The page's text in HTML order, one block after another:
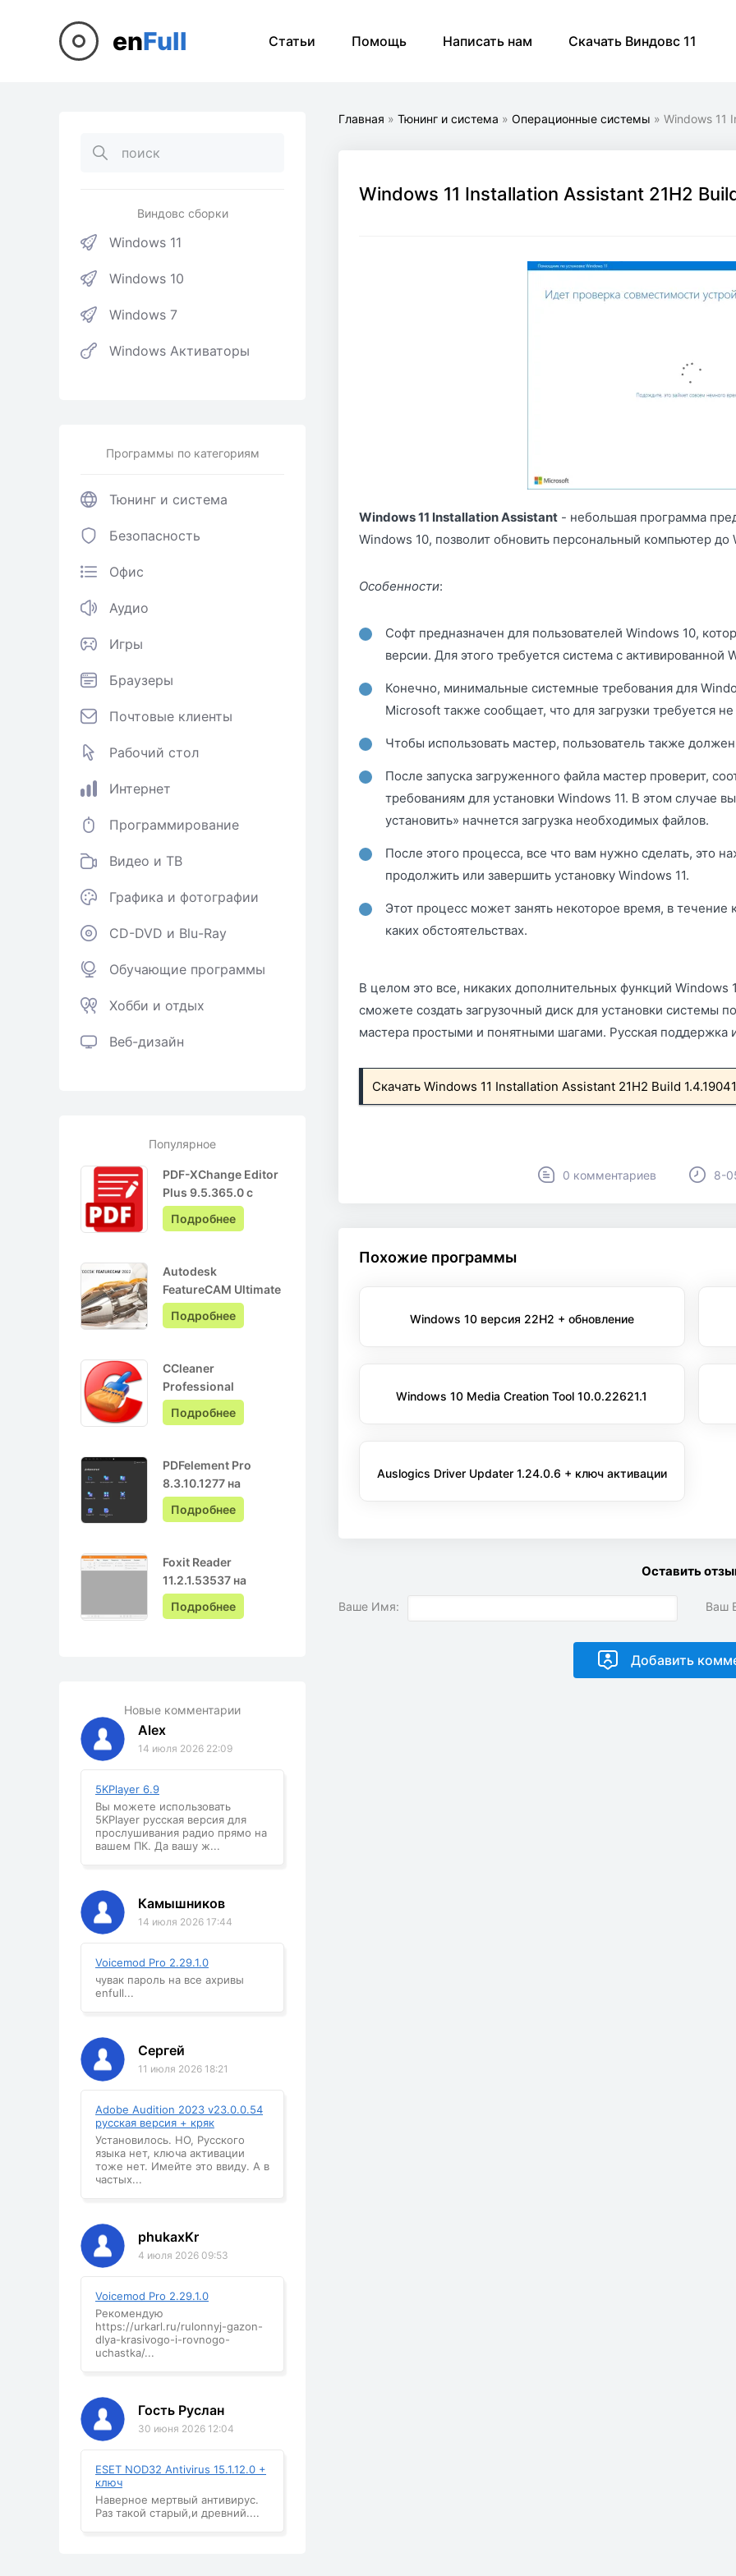
enFull Статьи Помощь Написать нам Скачать Виндовс 11
Виндовс сборки
Windows 11
Windows 10
Windows 7
Windows Активаторы
Программы по категориям
Тюнинг и система
Безопасность
Офис
Аудио
Игры
Браузеры
Почтовые клиенты
Рабочий стол
Интернет
Программирование
Видео и ТВ
Графика и фотографии
CD-DVD и Blu-Ray
Обучающие программы
Хобби и отдых
Веб-дизайн
Популярное
PDF-XChange Editor
Plus 9.5.365.0 с
ключом лицензии +
Pro на Русском
Подробнее
Autodesk
FeatureCAM Ultimate
2022.0.3 + crack
Подробнее
CCleaner
Professional
6.05.10110 + ключ
активации + Repack
Подробнее
PDFelement Pro
8.3.10.1277 на
Русском с ключом
Подробнее
Foxit Reader
11.2.1.53537 на
Русском
Подробнее
Новые комментарии
Alex
14 июля 2026 22:09
5KPlayer 6.9
Вы можете использовать
5KPlayer русская версия для
прослушивания радио прямо на
вашем ПК. Да вашу ж...
Камышников
14 июля 2026 17:44
Voicemod Pro 2.29.1.0
чувак пароль на все ахривы
enfull...
Сергей
11 июля 2026 18:21
Adobe Audition 2023 v23.0.0.54
русская версия + кряк
Установилось. НО, Русского
языка нет, ключа активации
тоже нет. Имейте это ввиду. А в
частых...
phukaxKr
4 июля 2026 09:53
Voicemod Pro 2.29.1.0
Рекомендую
https://urkarl.ru/rulonnyj-gazon-
dlya-krasivogo-i-rovnogo-
uchastka/...
Гость Руслан
30 июня 2026 12:04
ESET NOD32 Antivirus 15.1.12.0 +
ключ
Наверное мертвый антивирус.
Раз такой старый,и древний....
Главная » Тюнинг и система » Операционные системы » Windows 11
Windows 11 Installation Assistant 21H2
Windows 11 Installation Assistant - небольшая программа
Windows 10, позволит обновить персональный компьютер до
Особенности:
Софт предназначен для пользователей Windows 10,
версии. Для этого требуется система с
Конечно, минимальные системные требования для
Microsoft также сообщает, что для загрузки требуется
Чтобы использовать мастер, пользователь также
После запуска загруженного файла мастер проверит,
требованиям для установки Windows 11. В этом случае
установить» начнется загрузка необходимых файлов.
После этого процесса, все что вам нужно сделать, это
продолжить или завершить установку Windows 11.
Этот процесс может занять некоторое время, в
каких обстоятельствах.
В целом это все, никаких дополнительных функций
сможете создать загрузочный диск для установки системы
мастера простыми и понятными шагами. Русская поддержка
Скачать Windows 11 Installation Assistant 21H2 Build
0 комментариев 8-
Похожие программы
Windows 10 версия 22H2 + обновление
Windows 10 Media Creation Tool 10.0.22621.1
Auslogics Driver Updater 1.24.0.6 + ключ активации
Оставить
Ваше Имя: Ваш